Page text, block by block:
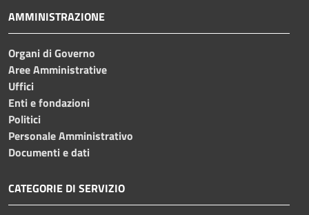
AMMINISTRAZIONE
Organi di Governo
Aree Amministrative
Uffici
Enti e fondazioni
Politici
Personale Amministrativo
Documenti e dati
CATEGORIE DI SERVIZIO